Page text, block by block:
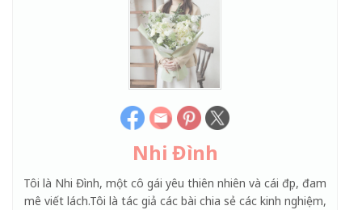
Nhi Đình
Tôi là Nhi Đình, một cô gái yêu thiên nhiên và cái đẹp, đam
mê viết lách.Tôi là tác giả các bài chia sẻ các kinh nghiệm,